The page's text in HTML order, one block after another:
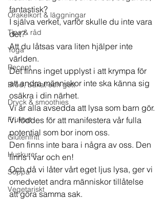
Orakelkort & läggningar
Tips & råd
Yoga
Recept
Bröd, bakat och gott
Dryck & smoothies
Frukost
Glutenfritt
Huskurer
Soppa
Vegetariskt
fantastisk?
I själva verket, varför skulle du inte vara
det?
Att du låtsas vara liten hjälper inte
världen.
Det finns inget upplyst i att krympa för
att andra människor inte ska känna sig
osäkra i din närhet.
Vi är alla avsedda att lysa som barn gör.
Vi föddes för att manifestera vår fulla
potential som bor inom oss.
Den finns inte bara i några av oss. Den
finns i var och en!
Och då vi låter vårt eget ljus lysa, ger vi
omedvetet andra människor tillåtelse
att göra samma sak.